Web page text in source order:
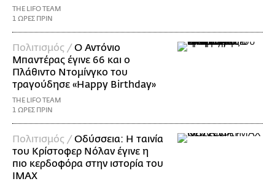
THE LIFO TEAM
1 ΩΡΕΣ ΠΡΙΝ
Πολιτισμός /Ο Αντόνιο
Μπαντέρας έγινε 66 και ο
Πλάθιντο Ντομίνγκο του
τραγούδησε «Happy Birthday»
THE LIFO TEAM
1 ΩΡΕΣ ΠΡΙΝ
Πολιτισμός /Οδύσσεια: Η ταινία
του Κρίστοφερ Νόλαν έγινε η
πιο κερδοφόρα στην ιστορία του
IMAX